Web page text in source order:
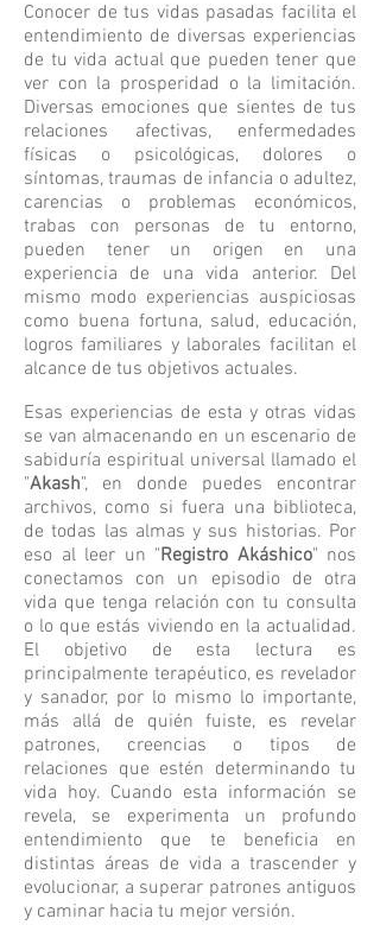
Conocer de tus vidas pasadas facilita el
entendimiento de diversas experiencias
de tu vida actual que pueden tener que
ver con la prosperidad o la limitación.
Diversas emociones que sientes de tus
relaciones afectivas, enfermedades
físicas o psicológicas, dolores o
síntomas, traumas de infancia o adultez,
carencias o problemas económicos,
trabas con personas de tu entorno,
pueden tener un origen en una
experiencia de una vida anterior. Del
mismo modo experiencias auspiciosas
como buena fortuna, salud, educación,
logros familiares y laborales facilitan el
alcance de tus objetivos actuales.
Esas experiencias de esta y otras vidas
se van almacenando en un escenario de
sabiduría espiritual universal llamado el
"Akash", en donde puedes encontrar
archivos, como si fuera una biblioteca,
de todas las almas y sus historias. Por
eso al leer un "Registro Akáshico" nos
conectamos con un episodio de otra
vida que tenga relación con tu consulta
o lo que estás viviendo en la actualidad.
El objetivo de esta lectura es
principalmente terapéutico, es revelador
y sanador, por lo mismo lo importante,
más allá de quién fuiste, es revelar
patrones, creencias o tipos de
relaciones que estén determinando tu
vida hoy. Cuando esta información se
revela, se experimenta un profundo
entendimiento que te beneficia en
distintas áreas de vida a trascender y
evolucionar, a superar patrones antiguos
y caminar hacia tu mejor versión.